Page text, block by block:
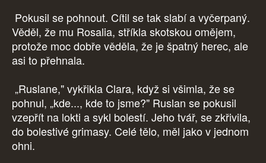
Pokusil se pohnout. Cítil se tak slabí a vyčerpaný.
Věděl, že mu Rosalia, stříkla skotskou omějem,
protože moc dobře věděla, že je špatný herec, ale
asi to přehnala.
„Ruslane," vykřikla Clara, když si všimla, že se
pohnul, „kde..., kde to jsme?" Ruslan se pokusil
vzepřít na lokti a sykl bolestí. Jeho tvář, se zkřivila,
do bolestivé grimasy. Celé tělo, měl jako v jednom
ohni.